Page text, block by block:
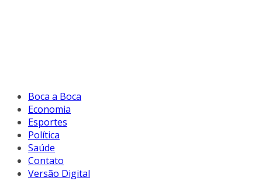
Boca a Boca
Economia
Esportes
Política
Saúde
Contato
Versão Digital